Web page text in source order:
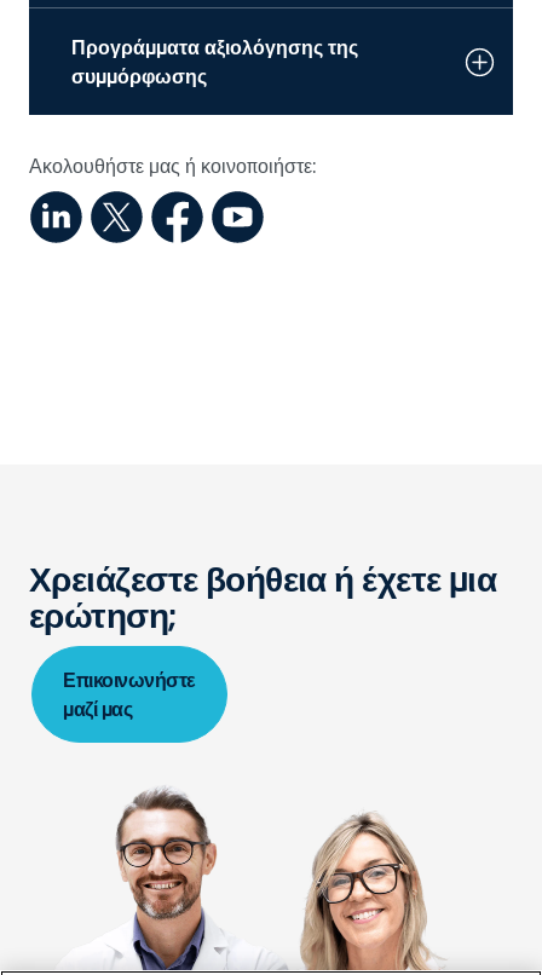
Προγράμματα αξιολόγησης της
συμμόρφωσης
Ακολουθήστε μας ή κοινοποιήστε:
Χρειάζεστε βοήθεια ή έχετε μια
ερώτηση;
Επικοινωνήστε
μαζί μας